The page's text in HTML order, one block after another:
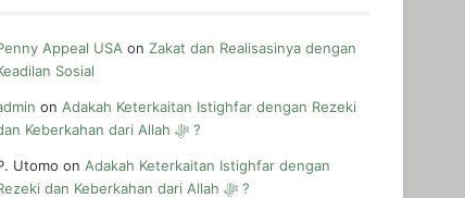
Appeal USA on Zakat dan Realisasinya dengan
Sosial
on Adakah Keterkaitan Istighfar dengan Rezeki
dan Keberkahan dari Allah ﷻ ?
Utomo on Adakah Keterkaitan Istighfar dengan
Rezeki dan Keberkahan dari Allah ﷻ ?